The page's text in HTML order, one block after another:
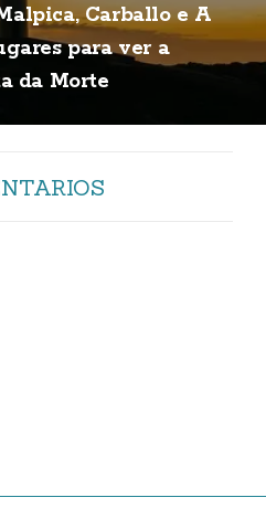
Carballo e A
para ver a
da Morte